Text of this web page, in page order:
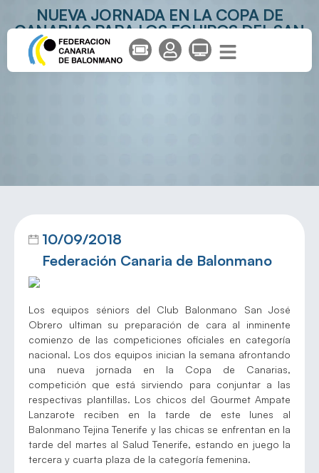
NUEVA JORNADA EN LA COPA DE
CANARIAS PARA LOS EQUIPOS DEL SAN
JOSÉ OBRERO
10/09/2018
Federación Canaria de Balonmano
Los equipos séniors del Club Balonmano San José
Obrero ultiman su preparación de cara al inminente
comienzo de las competiciones oficiales en categoría
nacional. Los dos equipos inician la semana afrontando
una nueva jornada en la Copa de Canarias,
competición que está sirviendo para conjuntar a las
respectivas plantillas. Los chicos del Gourmet Ampate
Lanzarote reciben en la tarde de este lunes al
Balonmano Tejina Tenerife y las chicas se enfrentan en la
tarde del martes al Salud Tenerife, estando en juego la
tercera y cuarta plaza de la categoría femenina.